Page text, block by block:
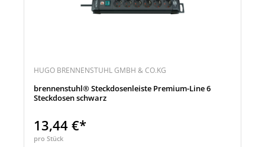
HUGO BRENNENSTUHL GMBH & CO.KG
brennenstuhl® Steckdosenleiste Premium-Line 6
Steckdosen schwarz
13,44 €*
pro Stück